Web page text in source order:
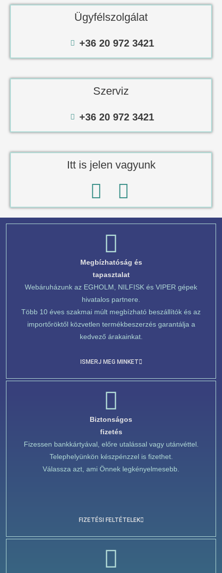
Ügyfélszolgálat
+36 20 972 3421
Szerviz
+36 20 972 3421
Itt is jelen vagyunk
Megbízhatóság és
tapasztalat
Webáruházunk az EGHOLM, NILFISK és VIPER gépek
hivatalos partnere.
Több 10 éves szakmai múlt megbízható beszállítók és az
importőröktől közvetlen termékbeszerzés garantálja a
kedvező árakainkat.
ISMERJ MEG MINKET
Biztonságos
fizetés
Fizessen bankkártyával, előre utalással vagy utánvéttel.
Telephelyünkön készpénzzel is fizethet.
Válassza azt, ami Önnek legkényelmesebb.
FIZETÉSI FELTÉTELEK